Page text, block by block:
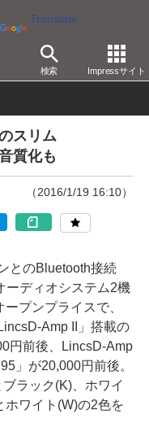
Translate
検索 Impressサイト
スリム
質化も
（2016/1/19 16:10）
とのBluetooth接続
ーディオシステム2機
プンプライスで、
Amp II」搭載の
円前後、LincsD-Amp
」が20,000円前後。
ラック(K)、ホワイ
ホワイト(W)の2色を